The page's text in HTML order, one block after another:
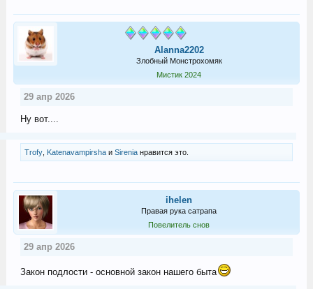
Alanna2202
Злобный Монстрохомяк
Мистик 2024
29 апр 2026
Ну вот....
Trofy, Katenavampirshaи Sireniaнравится это.
ihelen
Правая рука сатрапа
Повелитель снов
29 апр 2026
Закон подлости - основной закон нашего быта